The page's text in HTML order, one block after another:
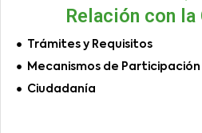
Relación con la
Trámites y Requisitos
Mecanismos de Participación
Ciudadanía